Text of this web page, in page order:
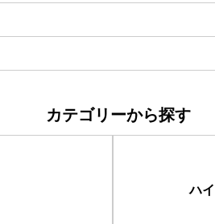
カテゴリーから探す
ハ